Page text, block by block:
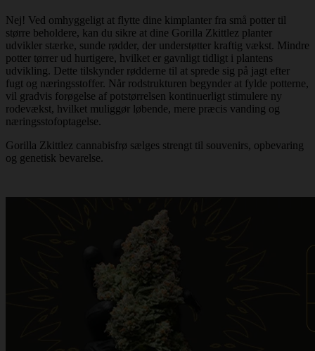
Nej! Ved omhyggeligt at flytte dine kimplanter fra små potter til
større beholdere, kan du sikre at dine Gorilla Zkittlez planter
udvikler stærke, sunde rødder, der understøtter kraftig vækst. Mindre
potter tørrer ud hurtigere, hvilket er gavnligt tidligt i plantens
udvikling. Dette tilskynder rødderne til at sprede sig på jagt efter
fugt og næringsstoffer. Når rodstrukturen begynder at fylde potterne,
vil gradvis forøgelse af potstørrelsen kontinuerligt stimulere ny
rodevækst, hvilket muliggør løbende, mere præcis vanding og
næringsstofoptagelse.
Gorilla Zkittlez cannabisfrø sælges strengt til souvenirs, opbevaring
og genetisk bevarelse.